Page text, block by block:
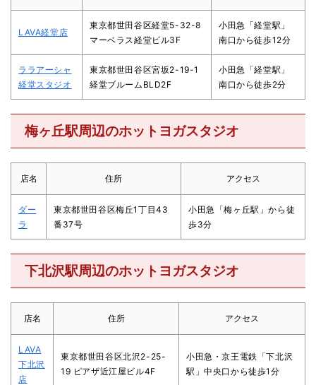
LAVA経堂店
東京都世田谷区経堂5-32-8
マーベラス経堂ビル3F
小田急「経堂駅」
南口から徒歩12分
ララアーシャ
経堂スタジオ
東京都世田谷区宮坂2-19-1
経堂ブルームBLD2F
小田急「経堂駅」
南口から徒歩2分
梅ヶ丘駅周辺のホットヨガスタジオ
店名 住所 アクセス
ダー
ラ
東京都世田谷区梅丘1丁目43
番37号
小田急「梅ヶ丘駅」から徒
歩3分
下北沢駅周辺のホットヨガスタジオ
店名 住所 アクセス
LAVA
下北沢
店
東京都世田谷区北沢2-25-
19 ピアザ近江屋ビル4F
小田急・京王電鉄「下北沢
駅」中央口から徒歩1分